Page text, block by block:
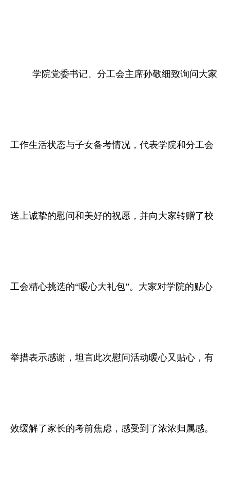
学院党委书记、分工会主席孙敬细致询问大家
工作生活状态与子女备考情况，代表学院和分工会
送上诚挚的慰问和美好的祝愿，并向大家转赠了校
工会精心挑选的“暖心大礼包”。大家对学院的贴心
举措表示感谢，坦言此次慰问活动暖心又贴心，有
效缓解了家长的考前焦虑，感受到了浓浓归属感。